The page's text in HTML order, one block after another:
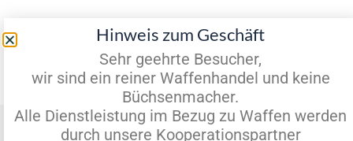
Datenschutz Impressum
Vertrag widerrufen
Hinweis zum Geschäft
Sehr geehrte Besucher,
wir sind ein reiner Waffenhandel und keine
Büchsenmacher.
Alle Dienstleistung im Bezug zu Waffen werden
durch unsere Kooperationspartner